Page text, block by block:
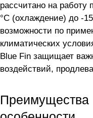
рассчитано на работу
°C (охлаждение) до -
возможности по
климатических
Blue Fin защищает
воздействий,